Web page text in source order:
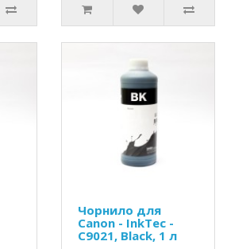
Чорнило для
Canon - InkTec -
C9021, Black, 1 л